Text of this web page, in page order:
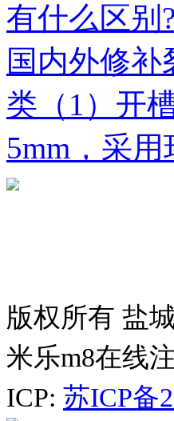
有什么区别?
国内外修
类（1）开
5mm，采
版权所有 盐
米乐m8在线
ICP: 苏ICP备